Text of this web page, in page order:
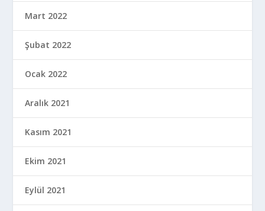
Mart 2022
Şubat 2022
Ocak 2022
Aralık 2021
Kasım 2021
Ekim 2021
Eylül 2021